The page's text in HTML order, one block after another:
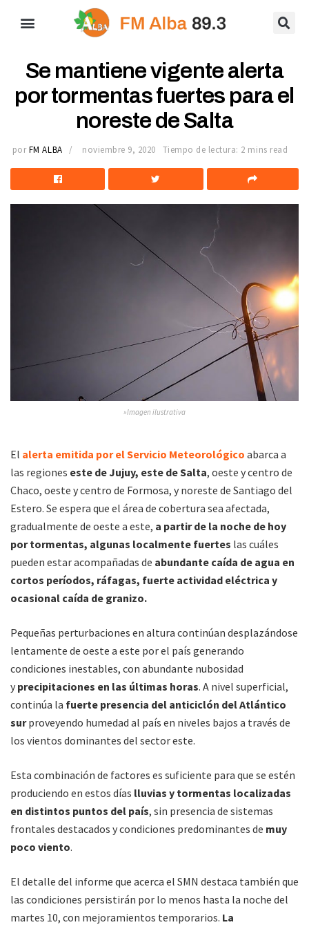
Se mantiene vigente alerta
por tormentas fuertes para el
noreste de Salta
por FM ALBA noviembre 9, 2020 Tiempo de lectura: 2 mins read
»Imagen ilustrativa
El alerta emitida por el Servicio Meteorológico abarca a
las regiones este de Jujuy, este de Salta, oeste y centro de
Chaco, oeste y centro de Formosa, y noreste de Santiago del
Estero. Se espera que el área de cobertura sea afectada,
gradualmente de oeste a este, a partir de la noche de hoy
por tormentas, algunas localmente fuertes las cuáles
pueden estar acompañadas de abundante caída de agua en
cortos períodos, ráfagas, fuerte actividad eléctrica y
ocasional caída de granizo.
Pequeñas perturbaciones en altura continúan desplazándose
lentamente de oeste a este por el país generando
condiciones inestables, con abundante nubosidad
y precipitaciones en las últimas horas. A nivel superficial,
continúa la fuerte presencia del anticiclón del Atlántico
surproveyendo humedad al país en niveles bajos a través de
los vientos dominantes del sector este.
Esta combinación de factores es suficiente para que se estén
produciendo en estos días lluvias y tormentas localizadas
en distintos puntos del país, sin presencia de sistemas
frontales destacados y condiciones predominantes de muy
poco viento.
El detalle del informe que acerca el SMN destaca también que
las condiciones persistirán por lo menos hasta la noche del
martes 10, con mejoramientos temporarios. La